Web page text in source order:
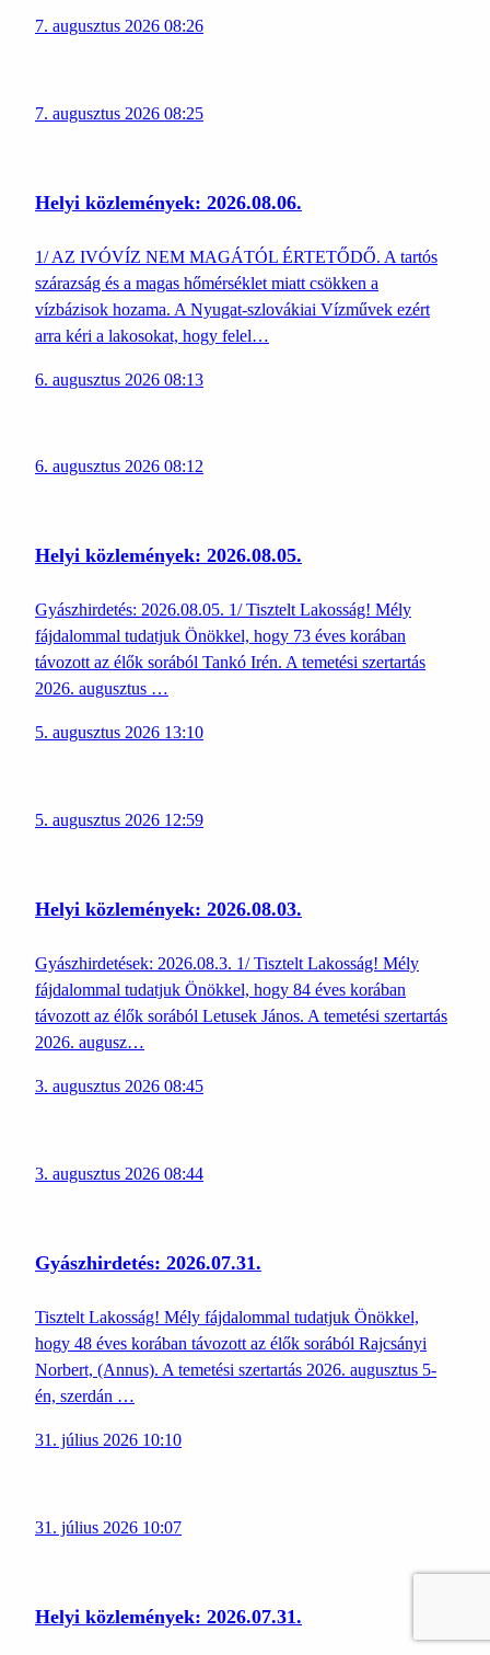
7. augusztus 2026 08:26
7. augusztus 2026 08:25
Helyi közlemények: 2026.08.06.
1/ AZ IVÓVÍZ NEM MAGÁTÓL ÉRTETŐDŐ. A tartós
szárazság és a magas hőmérséklet miatt csökken a
vízbázisok hozama. A Nyugat-szlovákiai Vízművek ezért
arra kéri a lakosokat, hogy felel…
6. augusztus 2026 08:13
6. augusztus 2026 08:12
Helyi közlemények: 2026.08.05.
Gyászhirdetés: 2026.08.05. 1/ Tisztelt Lakosság! Mély
fájdalommal tudatjuk Önökkel, hogy 73 éves korában
távozott az élők sorából Tankó Irén. A temetési szertartás
2026. augusztus …
5. augusztus 2026 13:10
5. augusztus 2026 12:59
Helyi közlemények: 2026.08.03.
Gyászhirdetések: 2026.08.3. 1/ Tisztelt Lakosság! Mély
fájdalommal tudatjuk Önökkel, hogy 84 éves korában
távozott az élők sorából Letusek János. A temetési szertartás
2026. augusz…
3. augusztus 2026 08:45
3. augusztus 2026 08:44
Gyászhirdetés: 2026.07.31.
Tisztelt Lakosság! Mély fájdalommal tudatjuk Önökkel,
hogy 48 éves korában távozott az élők sorából Rajcsányi
Norbert, (Annus). A temetési szertartás 2026. augusztus 5-
én, szerdán …
31. július 2026 10:10
31. július 2026 10:07
Helyi közlemények: 2026.07.31.